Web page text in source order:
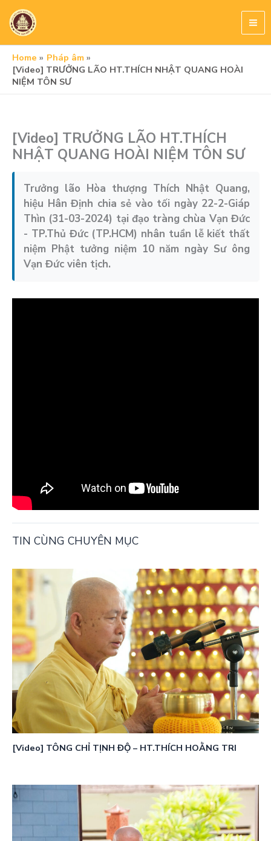
content
Home
Pháp âm
[Video] TRƯỞNG LÃO HT.THÍCH NHẬT QUANG HOÀI
NIỆM TÔN SƯ
[Video] TRƯỞNG LÃO HT.THÍCH
NHẬT QUANG HOÀI NIỆM TÔN SƯ
Trưởng lão Hòa thượng Thích Nhật Quang,
hiệu Hân Định chia sẻ vào tối ngày 22-2-Giáp
Thìn (31-03-2024) tại đạo tràng chùa Vạn Đức
- TP.Thủ Đức (TP.HCM) nhân tuần lễ kiết thất
niệm Phật tưởng niệm 10 năm ngày Sư ông
Vạn Đức viên tịch.
TIN CÙNG CHUYÊN MỤC
[Video] TÔNG CHỈ TỊNH ĐỘ – HT.THÍCH HOẰNG TRI